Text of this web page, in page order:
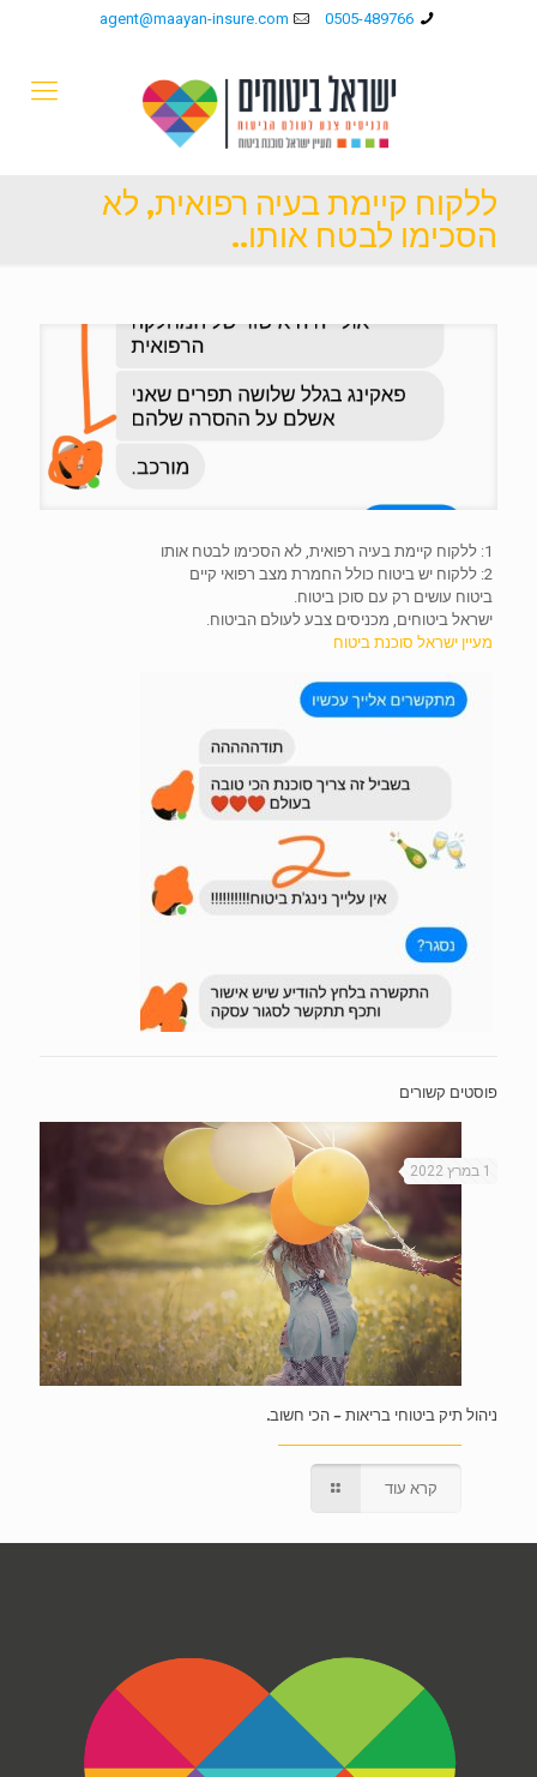
0505-489766
agent@maayan-insure.com
ללקוח קיימת בעיה רפואית, לא
הסכימו לבטח אותו..
1: ללקוח קיימת בעיה רפואית, לא הסכימו לבטח אותו
2: ללקוח יש ביטוח כולל החמרת מצב רפואי קיים
ביטוח עושים רק עם סוכן ביטוח.
ישראל ביטוחים, מכניסים צבע לעולם הביטוח.
מעיין ישראל סוכנת ביטוח
פוסטים קשורים
1 במרץ 2022
ניהול תיק ביטוחי בריאות – הכי חשוב.
קרא עוד